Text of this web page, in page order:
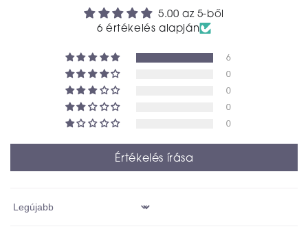
5.00 az 5-ből
6 értékelés alapján
6
0
0
0
0
Értékelés írása
Sort by